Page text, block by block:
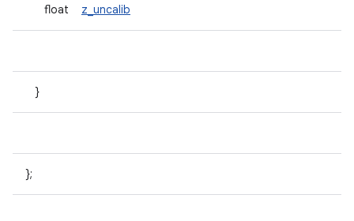
float z_uncalib
}
};